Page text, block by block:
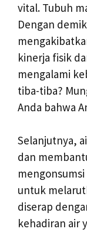
vital. Tubuh
Dengan
kinerja fisik
mengalami
tiba-tiba?
Anda bahwa
Selanjutnya,
dan
untuk
diserap
kehadiran air